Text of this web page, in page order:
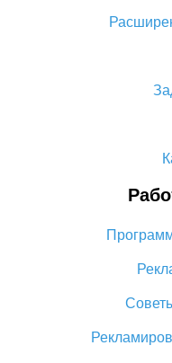
Кэшбэк с
5 способов
Как сделать кэшбэк